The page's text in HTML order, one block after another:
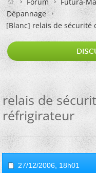
Dépannage
[Blanc]relais de sécurité
relais de
réfrigirateur
27/12/2006, 18h01